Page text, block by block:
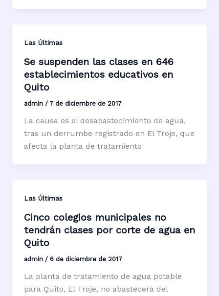
Las Últimas
Se suspenden las clases en 646
establecimientos educativos en
Quito
admin / 7 de diciembre de 2017
La causa es el desabastecimiento de agua,
tras un derrumbe registrado en El Troje, que
afecta la planta de tratamiento
Las Últimas
Cinco colegios municipales no
tendrán clases por corte de agua en
Quito
admin / 6 de diciembre de 2017
La planta de tratamiento de agua potable
para Quito, El Troje, no abastecerá del